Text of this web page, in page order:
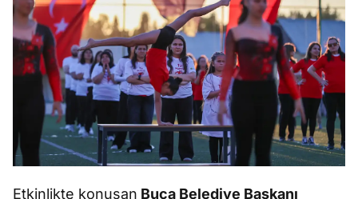
Etkinlikte konuşan Buca Belediye Başkanı